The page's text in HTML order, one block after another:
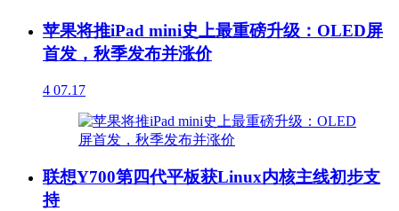
苹果将推iPad mini史上最重磅升级：OLED屏
首发，秋季发布并涨价
4 07.17
联想Y700第四代平板获Linux内核主线初步支
持